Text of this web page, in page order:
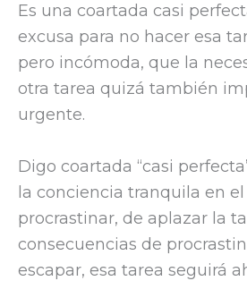
Es una coartada casi
excusa para no hacer esa
pero incómoda, que la
otra tarea quizá también
urgente.
Digo coartada “casi
la conciencia tranquila en
procrastinar, de aplazar la
consecuencias de
escapar, esa tarea seguirá